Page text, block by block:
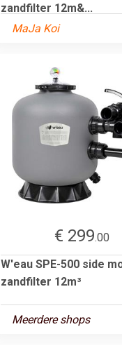
zandfilter 12m&...
MaJa Koi
€ 299.00
W'eau SPE-500 side
zandfilter 12m³
Meerdere shops